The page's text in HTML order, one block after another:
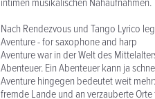
intimen musikalischen Nahaufnahmen.
Nach Rendezvous und Tango Lyrico
Aventure - for saxophone and harp
Aventure war in der Welt des
Abenteuer. Ein Abenteuer kann ja
Aventure hingegen bedeutet weit
fremde Lande und an verzauberte Orte